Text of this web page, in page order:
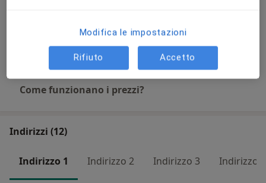
+ 19 prestazioni
Come funzionano i prezzi?
Indirizzi (12)
Indirizzo 1 Indirizzo 2 Indirizzo 3 Indirizzo 4
Modifica le impostazioni
Rifiuto Accetto